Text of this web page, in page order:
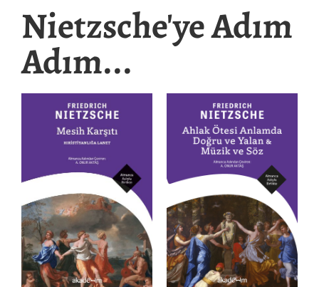
Nietzsche'ye Adım
Adım...